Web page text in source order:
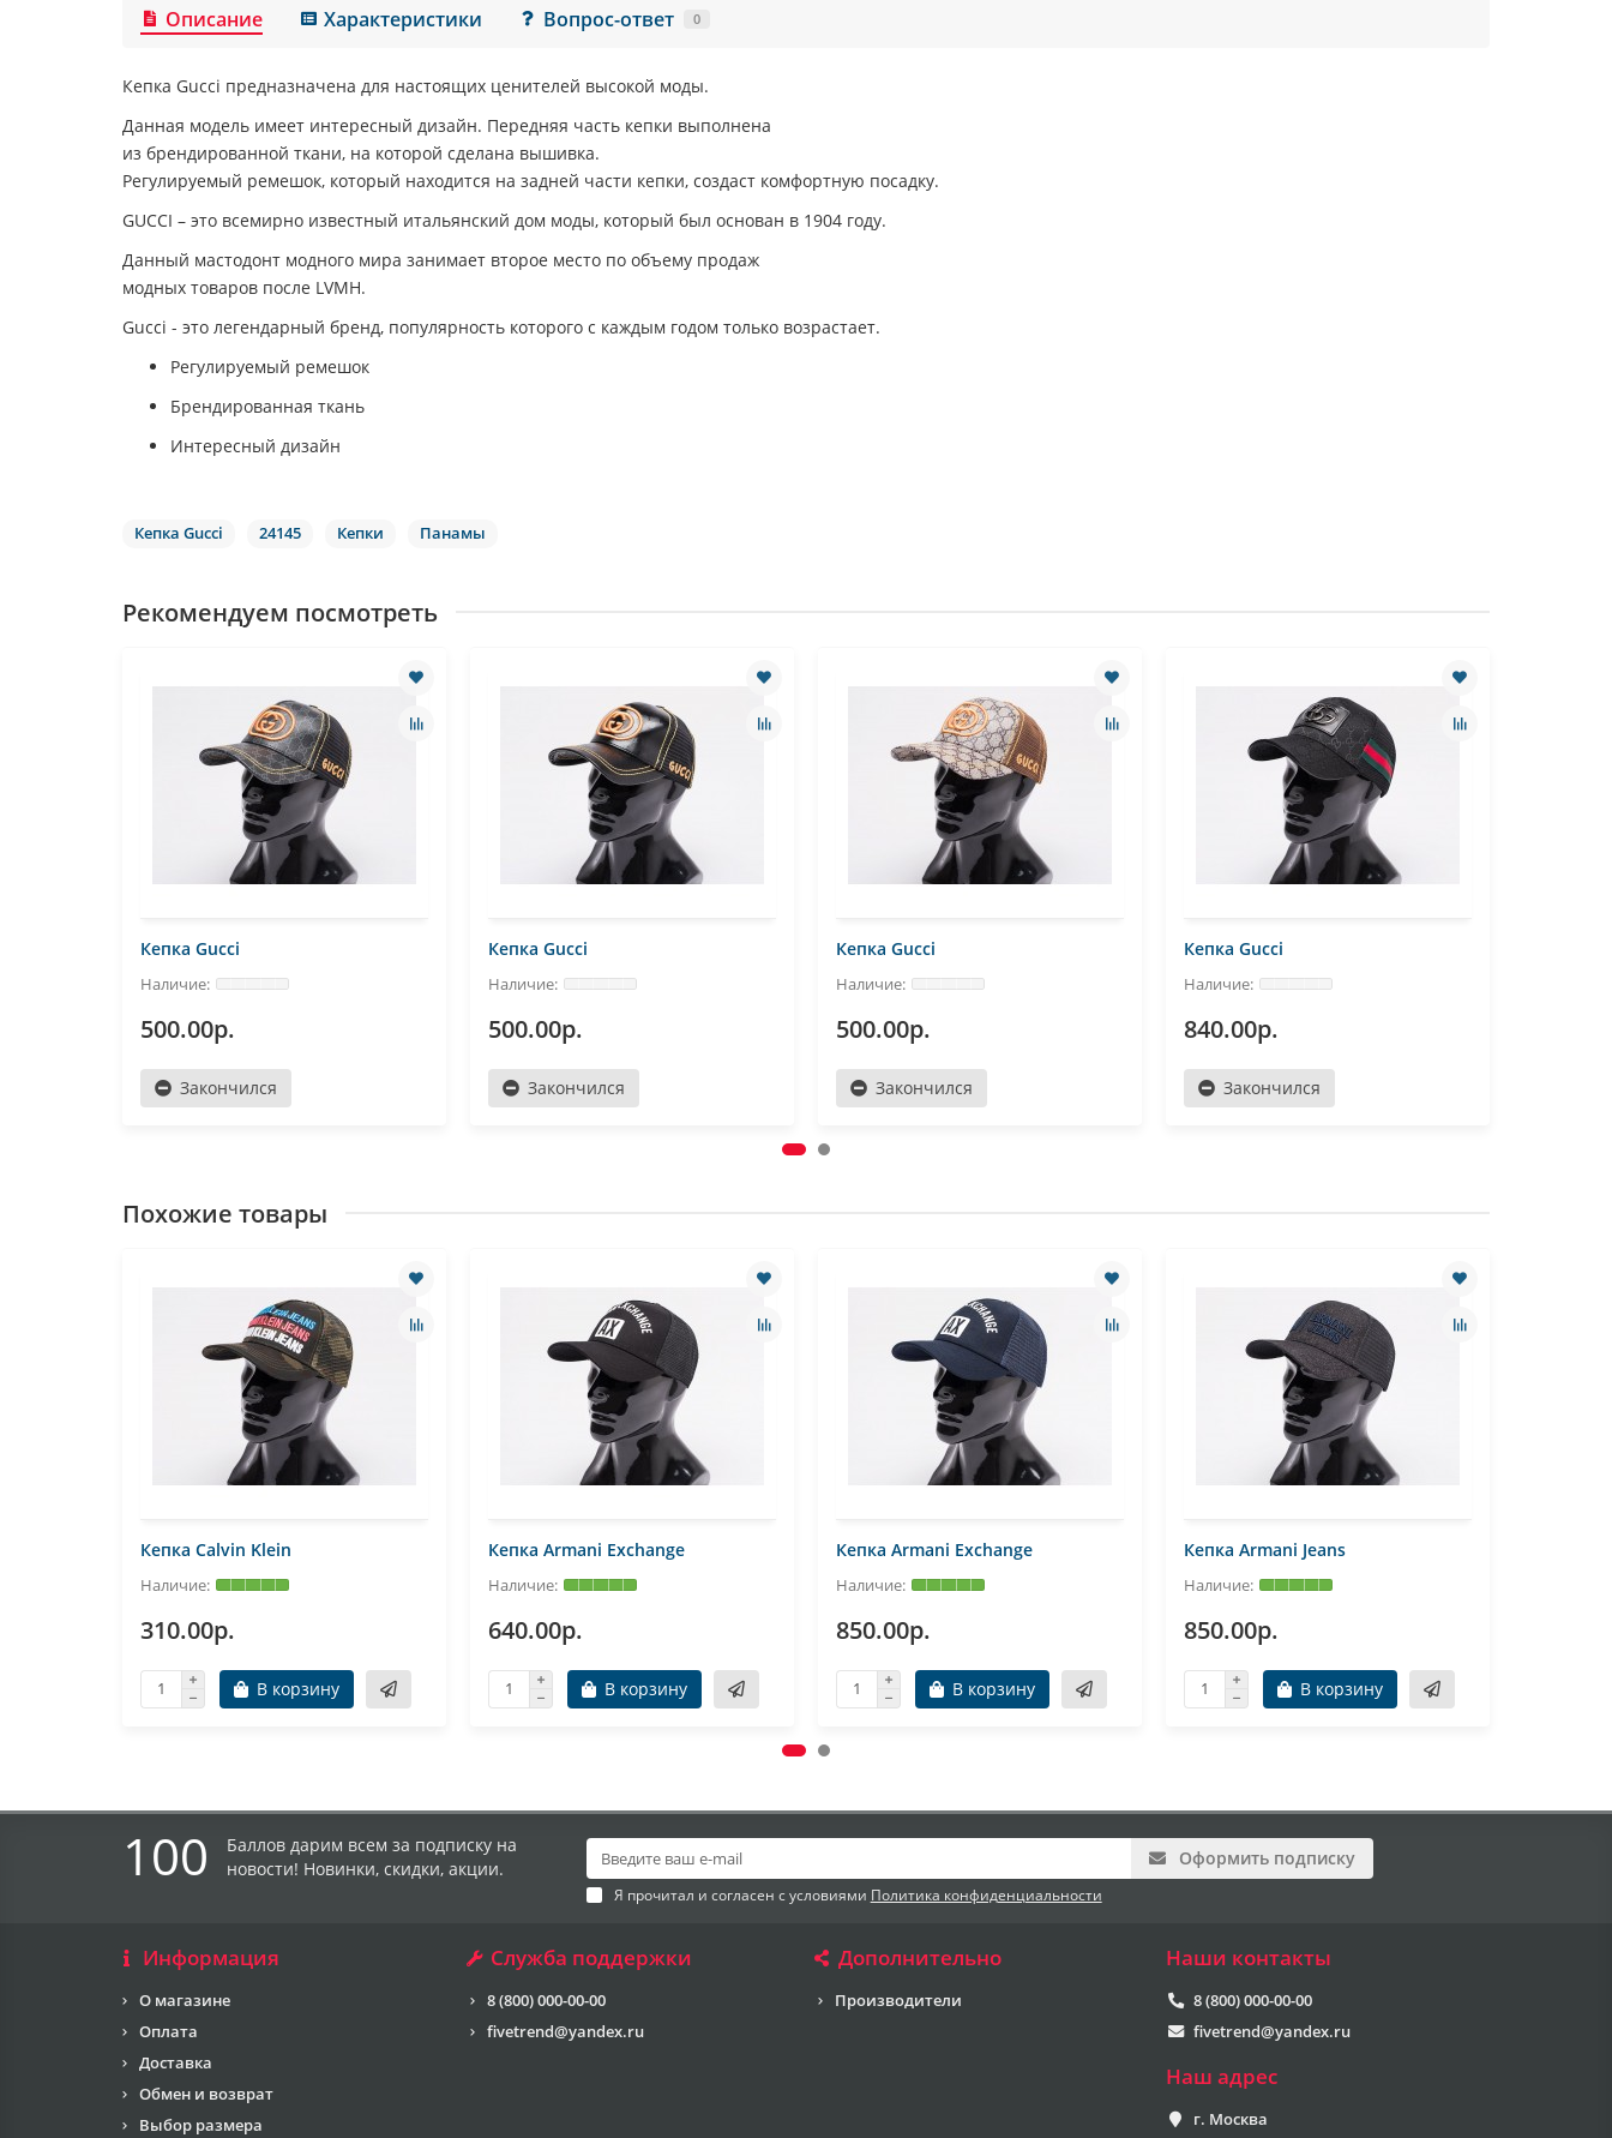
Описание Характеристики Вопрос-ответ 0
Кепка Gucci предназначена для настоящих ценителей высокой моды.
Данная модель имеет интересный дизайн. Передняя часть кепки выполнена
из брендированной ткани, на которой сделана вышивка.
Регулируемый ремешок, который находится на задней части кепки, создаст комфортную посадку.
GUCCI – это всемирно известный итальянский дом моды, который был основан в 1904 году.
Данный мастодонт модного мира занимает второе место по объему продаж
модных товаров после LVMH.
Gucci - это легендарный бренд, популярность которого с каждым годом только возрастает.
Регулируемый ремешок
Брендированная ткань
Интересный дизайн
Кепка Gucci 24145 Кепки Панамы
Рекомендуем посмотреть
Кепка Gucci
500.00р.
Закончился
Кепка Gucci
500.00р.
Закончился
Кепка Gucci
500.00р.
Закончился
Кепка Gucci
840.00р.
Закончился
Похожие товары
Кепка Calvin Klein
310.00р.
В корзину
Кепка Armani Exchange
640.00р.
В корзину
Кепка Armani Exchange
850.00р.
В корзину
Кепка Armani Jeans
850.00р.
В корзину
100
Баллов дарим всем за подписку на
новости! Новинки, скидки, акции.
Оформить подписку
Я прочитал и согласен с условиями Политика конфиденциальности
Информация
О магазине
Оплата
Доставка
Обмен и возврат
Выбор размера
Служба поддержки
8 (800) 000-00-00
fivetrend@yandex.ru
Дополнительно
Производители
Наши контакты
8 (800) 000-00-00
fivetrend@yandex.ru
Наш адрес
г. Москва